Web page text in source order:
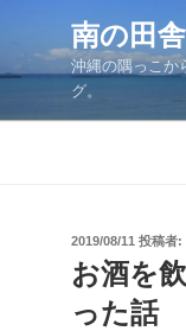
テ
ツ
南の田
沖縄の隅っこか
グ。
投
稿
日:
2019/08/11 投稿者:
お酒を
った話